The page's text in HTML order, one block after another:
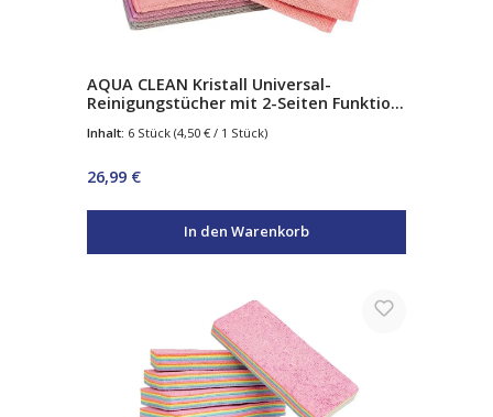
AQUA CLEAN Kristall Universal-
Reinigungstücher mit 2-Seiten Funktion
Inhalt: 6 Stück (4,50 € / 1 Stück)
Regulärer Preis:
26,99 €
In den Warenkorb